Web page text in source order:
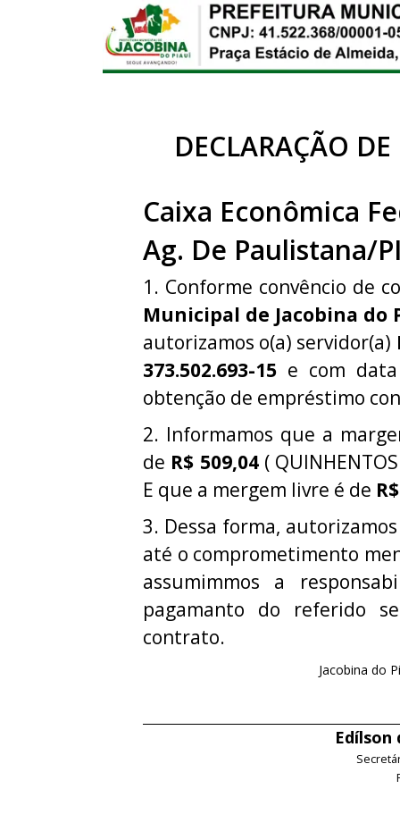
DECLARAÇÃO
Caixa Econômica
Ag. De Paulistana/
1. Conforme convêncio de
Municipal de Jacobina do
autorizamos o(a) servidor(a)
373.502.693-15 e com
obtenção de empréstimo
2. Informamos que a
de R$ 509,04( QUINHENTOS
E que a mergem livre é de
3. Dessa forma,
até o comprometimento
assumimmos a
pagamanto do referido
contrato.
Jacobina do
Edílson